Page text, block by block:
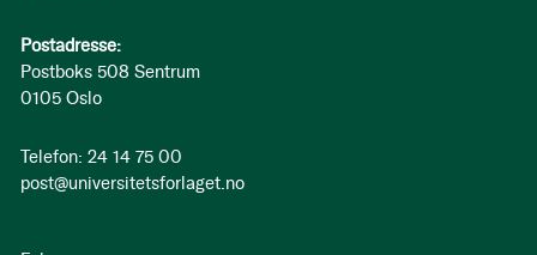
Postadresse:
Postboks 508 Sentrum
0105 Oslo
Telefon: 24 14 75 00
post@universitetsforlaget.no